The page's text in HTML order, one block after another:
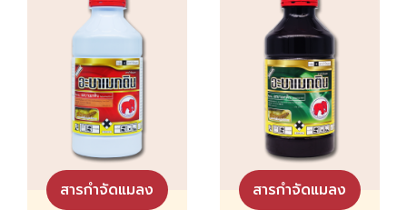
สารกำจัดแมลง สารกำจัดแมลง